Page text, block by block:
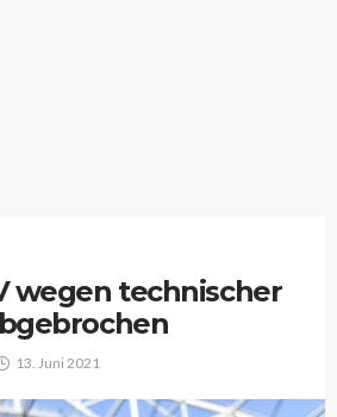
wegen technischer
13. Juni 2021